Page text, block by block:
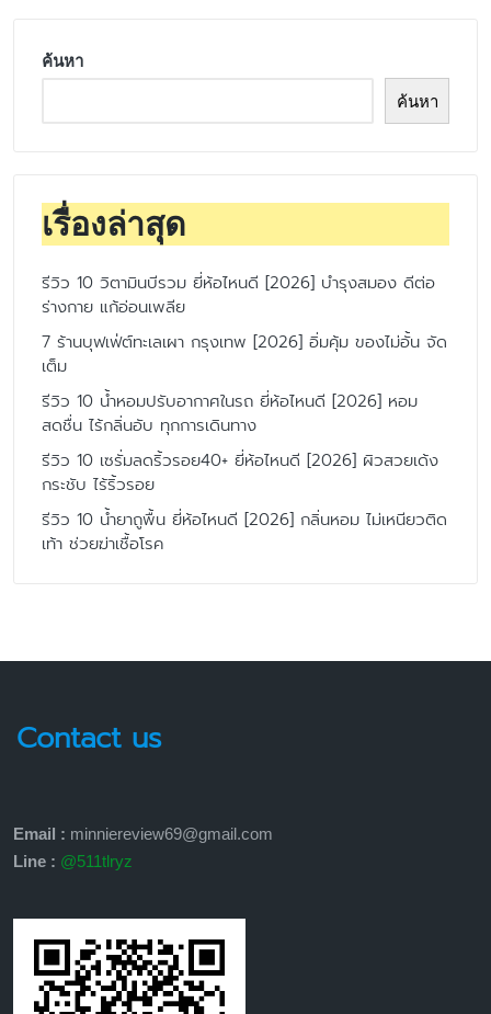
ค้นหา
ค้นหา
เรื่องล่าสุด
รีวิว 10 วิตามินบีรวม ยี่ห้อไหนดี [2026] บำรุงสมอง ดีต่อ
ร่างกาย แก้อ่อนเพลีย
7 ร้านบุฟเฟ่ต์ทะเลเผา กรุงเทพ [2026] อิ่มคุ้ม ของไม่อั้น จัด
เต็ม
รีวิว 10 น้ำหอมปรับอากาศในรถ ยี่ห้อไหนดี [2026] หอม
สดชื่น ไร้กลิ่นอับ ทุกการเดินทาง
รีวิว 10 เซรั่มลดริ้วรอย40+ ยี่ห้อไหนดี [2026] ผิวสวยเด้ง
กระชับ ไร้ริ้วรอย
รีวิว 10 น้ำยาถูพื้น ยี่ห้อไหนดี [2026] กลิ่นหอม ไม่เหนียวติด
เท้า ช่วยฆ่าเชื้อโรค
Contact us
Email : minniereview69@gmail.com
Line : @511tlryz